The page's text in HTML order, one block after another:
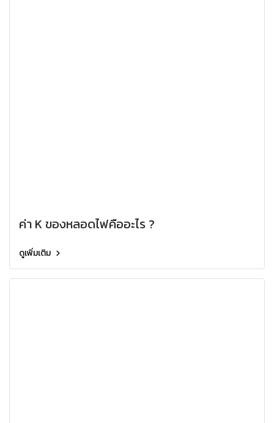
ค่า K ของหลอดไฟคืออะไร ?
ดูเพิ่มเติม